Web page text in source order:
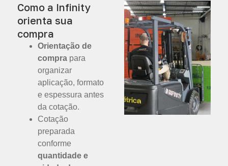
Como a Infinity
orienta sua
compra
Orientação de
compra para
organizar
aplicação, formato
e espessura antes
da cotação.
Cotação
preparada
conforme
quantidade e